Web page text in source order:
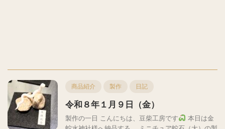
商品紹介 製作 日記
令和８年１月９日（金）
製作の一日 こんにちは、豆柴工房です
本日は金